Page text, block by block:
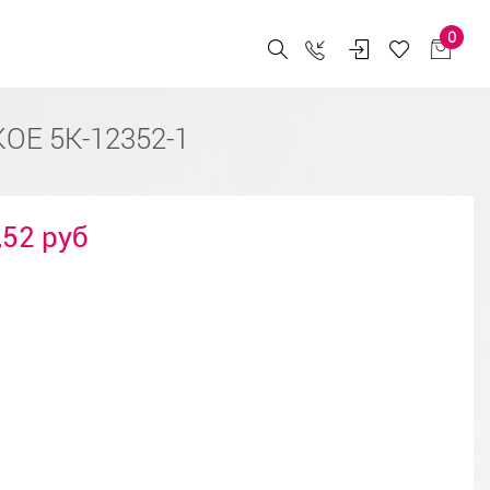
0
5К-12352-1
руб